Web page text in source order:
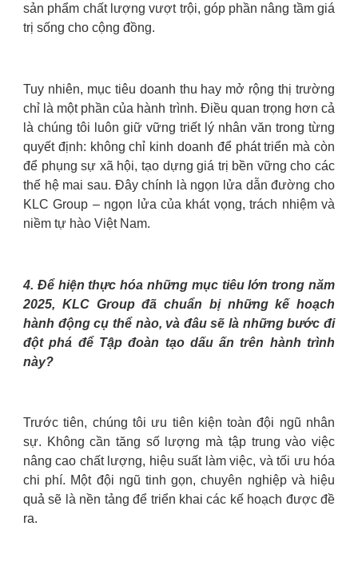
sản phẩm chất lượng vượt trội, góp phần nâng tầm giá
trị sống cho cộng đồng.
Tuy nhiên, mục tiêu doanh thu hay mở rộng thị trường
chỉ là một phần của hành trình. Điều quan trọng hơn cả
là chúng tôi luôn giữ vững triết lý nhân văn trong từng
quyết định: không chỉ kinh doanh để phát triển mà còn
để phụng sự xã hội, tạo dựng giá trị bền vững cho các
thế hệ mai sau. Đây chính là ngọn lửa dẫn đường cho
KLC Group – ngọn lửa của khát vọng, trách nhiệm và
niềm tự hào Việt Nam.
4. Để hiện thực hóa những mục tiêu lớn trong năm
2025, KLC Group đã chuẩn bị những kế hoạch
hành động cụ thể nào, và đâu sẽ là những bước đi
đột phá để Tập đoàn tạo dấu ấn trên hành trình
này?
Trước tiên, chúng tôi ưu tiên kiện toàn đội ngũ nhân
sự. Không cần tăng số lượng mà tập trung vào việc
nâng cao chất lượng, hiệu suất làm việc, và tối ưu hóa
chi phí. Một đội ngũ tinh gọn, chuyên nghiệp và hiệu
quả sẽ là nền tảng để triển khai các kế hoạch được đề
ra.